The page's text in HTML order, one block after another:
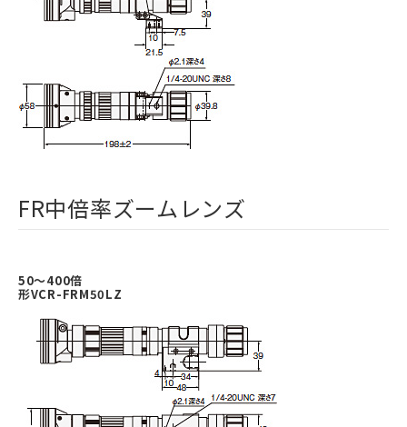
FR中倍率ズームレンズ
50～400倍
形VCR-FRM50LZ